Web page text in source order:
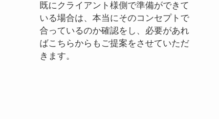
既にクライアント様側で準備ができて
いる場合は、本当にそのコンセプトで
合っているのか確認をし、必要があれ
ばこちらからもご提案をさせていただ
きます。